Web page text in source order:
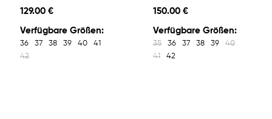
129.00 €
Verfügbare Größen:
36 37 38 39 40
41
42
150.00 €
Verfügbare Größen:
35 36 37 38 39
40
41
42